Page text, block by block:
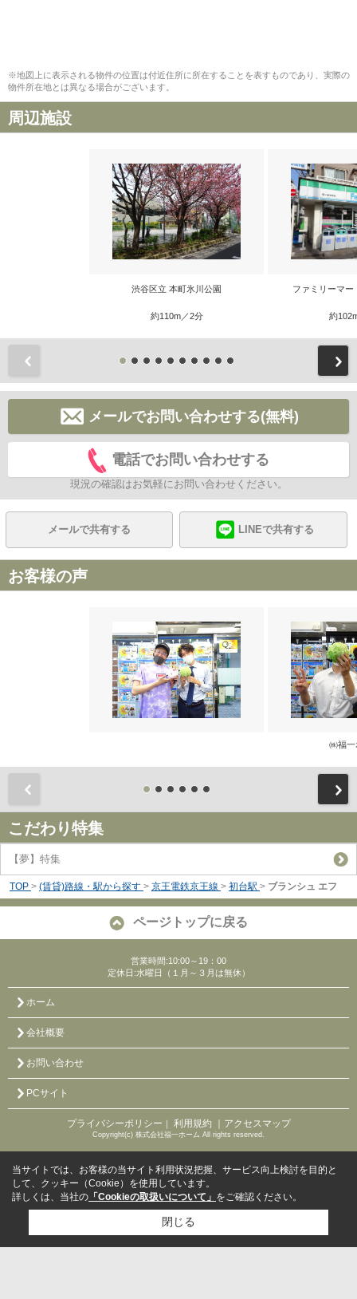
※地図上に表示される物件の位置は付近住所に所在することを表すものであり、実際の
物件所在地とは異なる場合がございます。
周辺施設
渋谷区立 本町氷川公園
約110m／2分
ファミリーマー
約
メールでお問い合わせする(無料)
電話でお問い合わせする
現況の確認はお気軽にお問い合わせください。
メールで共有する LINEで共有する
お客様の声
㈱福一
こだわり特集
【夢】特集
TOP > (賃貸)路線・駅から探す > 京王電鉄京王線 > 初台駅 > ブランシュ エフ
ページトップに戻る
営業時間:10:00～19：00
定休日:水曜日（１月～３月は無休）
ホーム
会社概要
お問い合わせ
PCサイト
プライバシーポリシー ｜ 利用規約 ｜アクセスマップ
Copyright(c) 株式会社福一ホーム All rights reserved.
当サイトでは、お客様の当サイト利用状況把握、サービス向上検討を目的と
して、クッキー（Cookie）を使用しています。
詳しくは、当社の 「Cookieの取扱いについて」 をご確認ください。
閉じる